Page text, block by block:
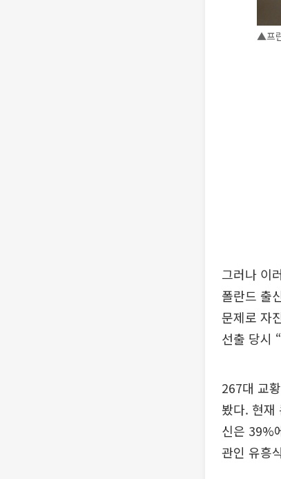
▲프
그러나 이
폴란드 출
문제로 자
선출 당시
267대 교
봤다. 현재
신은 39%
관인 유흥